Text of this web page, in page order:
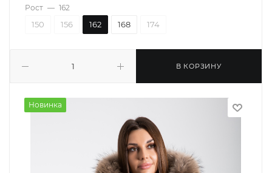
В КОРЗИНУ
Рост — 162
150 156 162 168 174
Новинка